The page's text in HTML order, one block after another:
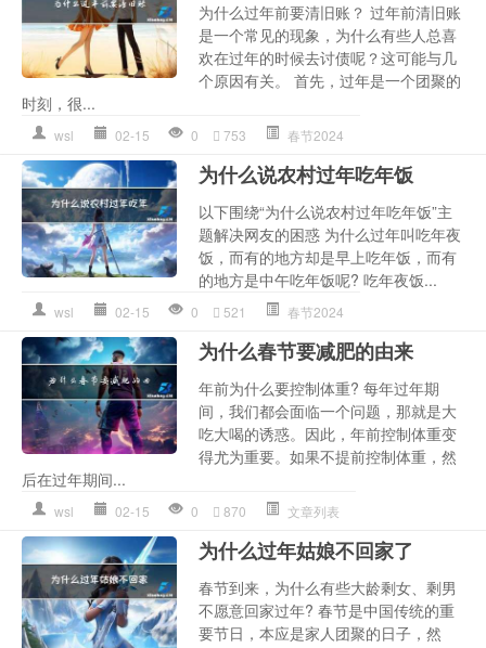
为什么过年前要清旧账？ 过年前清旧账
是一个常见的现象，为什么有些人总喜
欢在过年的时候去讨债呢？这可能与几
个原因有关。 首先，过年是一个团聚的
时刻，很...
wsl 02-15 0 753 春节2024
为什么说农村过年吃年饭
以下围绕“为什么说农村过年吃年饭”主
题解决网友的困惑 为什么过年叫吃年夜
饭，而有的地方却是早上吃年饭，而有
的地方是中午吃年饭呢? 吃年夜饭...
wsl 02-15 0 521 春节2024
为什么春节要减肥的由来
年前为什么要控制体重? 每年过年期
间，我们都会面临一个问题，那就是大
吃大喝的诱惑。因此，年前控制体重变
得尤为重要。如果不提前控制体重，然
后在过年期间...
wsl 02-15 0 870 文章列表
为什么过年姑娘不回家了
春节到来，为什么有些大龄剩女、剩男
不愿意回家过年? 春节是中国传统的重
要节日，本应是家人团聚的日子，然